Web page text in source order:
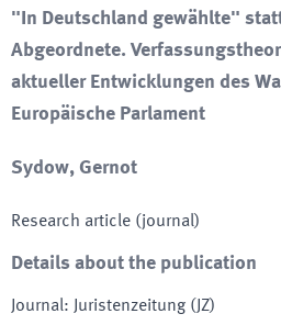
"In Deutschland gewählte"
Abgeordnete.
aktueller Entwicklungen des
Europäische Parlament
Sydow, Gernot
Research article (journal)
Details about the publication
Journal:
Juristenzeitung (JZ)